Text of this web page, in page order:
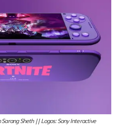
Sheth || Logos: Sony Interactive